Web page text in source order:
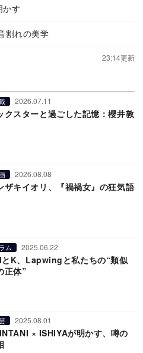
かす
割れの美学
23:14更新
2026.07.11
クスターと過ごした記憶：櫻井敦
2026.08.08
ザキイオリ、『禍禍女』の狂気語
ム 2025.06.22
K、Lapwingと私たちの“類似
正体”
2025.08.01
× ISHIYAが明かす、噂の